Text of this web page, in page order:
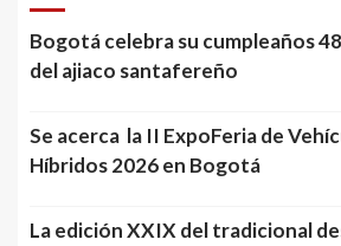
Bogotá celebra su cumpleaños
del ajiaco santafereño
Se acerca la II ExpoFeria de
Híbridos 2026 en Bogotá
La edición XXIX del tradicional